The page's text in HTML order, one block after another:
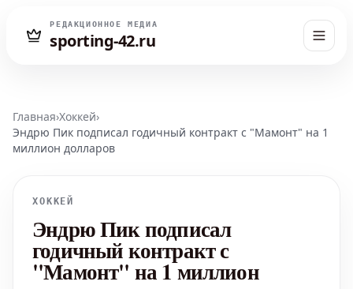
РЕДАКЦИОННОЕ МЕДИА
sporting-42.ru
Главная›Хоккей›
Эндрю Пик подписал годичный контракт с "Мамонт" на 1
миллион долларов
ХОККЕЙ
Эндрю Пик подписал
годичный контракт с
"Мамонт" на 1 миллион